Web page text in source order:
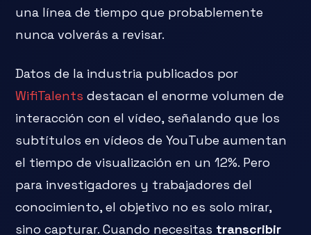
una línea de tiempo que probablemente
nunca volverás a revisar.
Datos de la industria publicados por
WifiTalents destacan el enorme volumen de
interacción con el vídeo, señalando que los
subtítulos en vídeos de YouTube aumentan
el tiempo de visualización en un 12%. Pero
para investigadores y trabajadores del
conocimiento, el objetivo no es solo mirar,
sino capturar. Cuando necesitas transcribir